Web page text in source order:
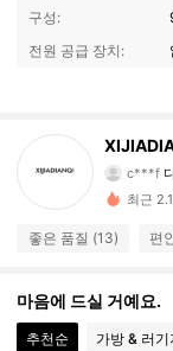
구성:
전원 공급 장치:
4.82
4.82
4.82
최근
좋은 품질 (13) 편
마음에 드실 거예요.
추천순 가방 & 러기